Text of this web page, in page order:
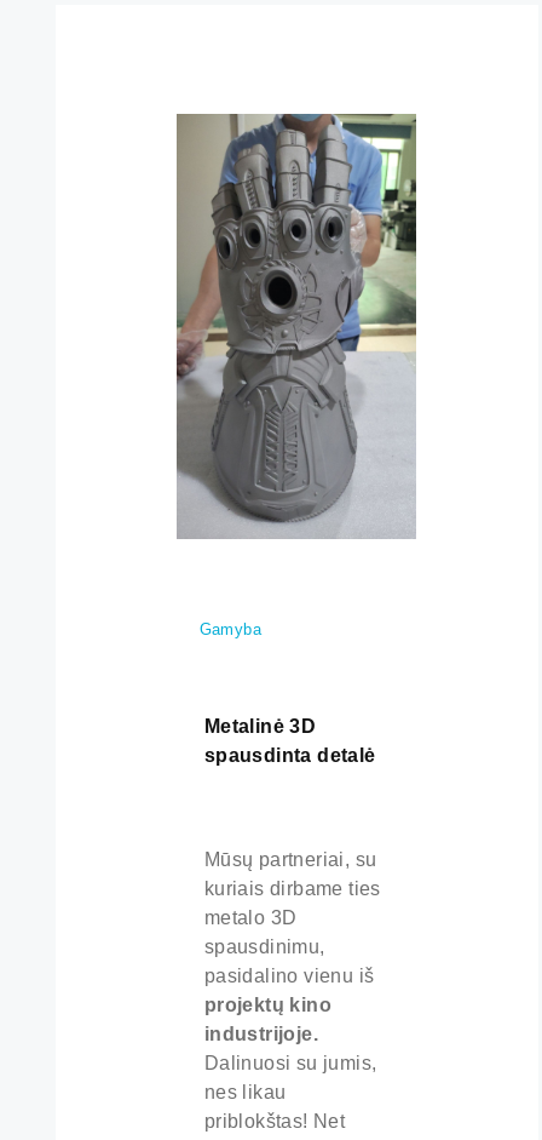
Gamyba
Metalinė 3D
spausdinta detalė
Mūsų partneriai, su
kuriais dirbame ties
metalo 3D
spausdinimu,
pasidalino vienu iš
projektų kino
industrijoje.
Dalinuosi su jumis,
nes likau
priblokštas! Net